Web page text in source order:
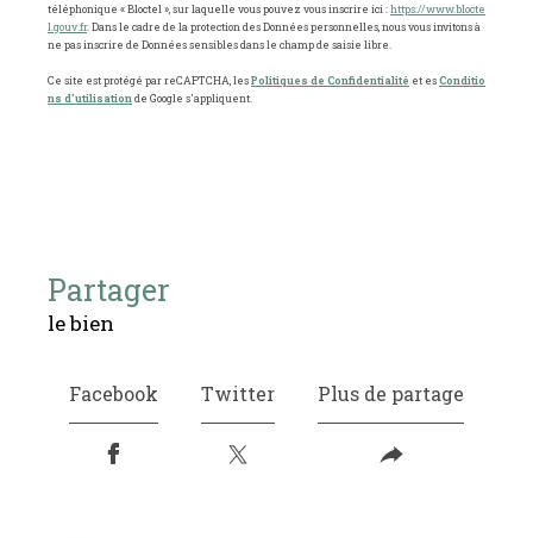
téléphonique « Bloctel », sur laquelle vous pouvez vous inscrire ici :https://www.blocte
l.gouv.fr. Dans le cadre de la protection des Données personnelles, nous vous invitons à
ne pas inscrire de Données sensibles dans le champ de saisie libre.
Ce site est protégé par reCAPTCHA, lesPolitiques de Confidentialité et esConditio
ns d'utilisationde Google s'appliquent.
partager
le bien
Facebook Twitter Plus de partage